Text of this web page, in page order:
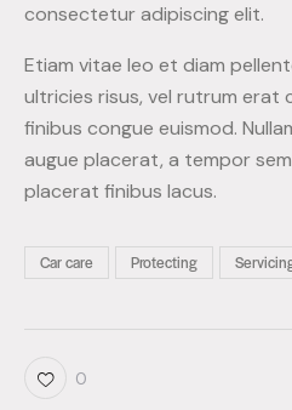
consectetur adipiscing elit.
Etiam vitae leo et diam
ultricies risus, vel rutrum erat
finibus congue euismod.
augue placerat, a tempor
placerat finibus lacus.
Car care Protecting
0